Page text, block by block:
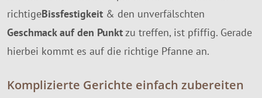
richtigeBissfestigkeit & den unverfälschten
Geschmack auf den Punktzu treffen, ist pfiffig. Gerade
hierbei kommt es auf die richtige Pfanne an.
Komplizierte Gerichte einfach zubereiten